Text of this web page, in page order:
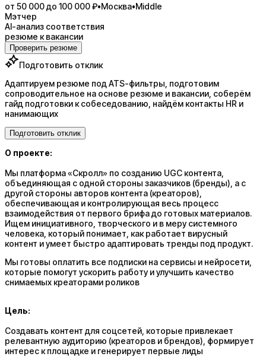
от 50 000 до 100 000 ₽•Москва•Middle
Мэтчер
AI-анализ соответствия
резюме к вакансии
Проверить резюме
Подготовить отклик
Адаптируем резюме под ATS-фильтры, подготовим
сопроводительное на основе резюме и вакансии, соберём
гайд подготовки к собеседованию, найдём контакты HR и
нанимающих
Подготовить отклик
О проекте:
Мы платформа «Скролл» по созданию UGC контента,
объединяющая с одной стороны заказчиков (бренды), а с
другой стороны авторов контента (креаторов),
обеспечивающая и контролирующая весь процесс
взаимодействия от первого брифа до готовых материалов.
Ищем инициативного, творческого и в меру системного
человека, который понимает, как работает вирусный
контент и умеет быстро адаптировать тренды под продукт.
Мы готовы оплатить все подписки на сервисы и нейросети,
которые помогут ускорить работу и улучшить качество
снимаемых креаторами роликов
Цель:
Создавать контент для соцсетей, которые привлекает
релевантную аудиторию (креаторов и брендов), формирует
интерес к площадке и генерирует первые лиды